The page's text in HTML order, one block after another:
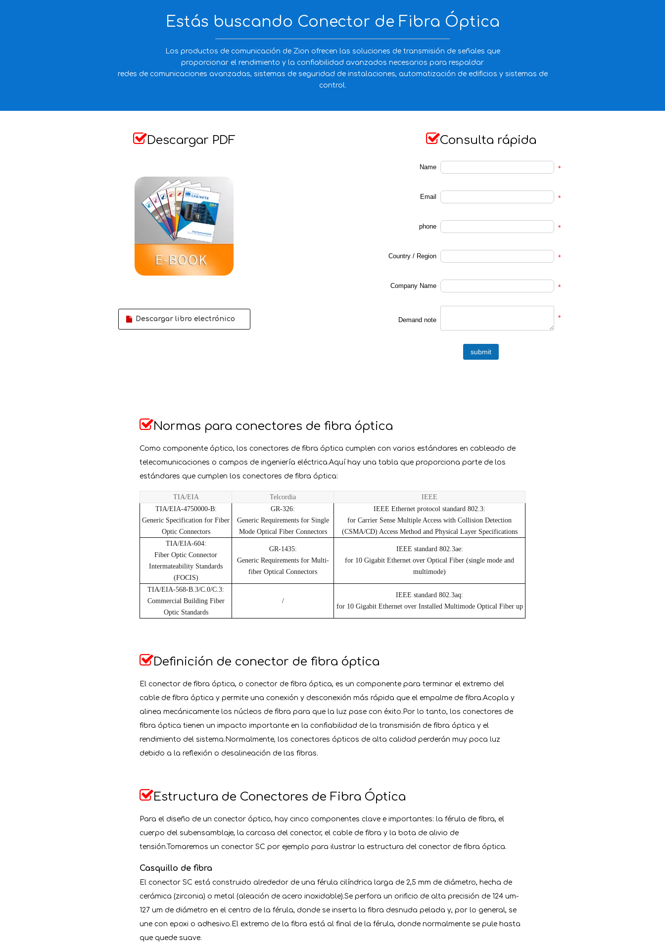
Estás buscando Conector de Fibra Óptica
Los productos de comunicación de Zion ofrecen las soluciones de transmisión de señales que
proporcionar el rendimiento y la confiabilidad avanzados necesarios para respaldar
redes de comunicaciones avanzadas, sistemas de seguridad de instalaciones, automatización de edificios y sistemas de
control.
Descargar PDF
Descargar libro electrónico
Consulta rápida
Name *
Email *
phone *
Country / Region *
Company Name *
Demand note *
submit
Normas para conectores de fibra óptica
Como componente óptico, los conectores de fibra óptica cumplen con varios estándares en cableado de
telecomunicaciones o campos de ingeniería eléctrica.Aquí hay una tabla que proporciona parte de los
estándares que cumplen los conectores de fibra óptica:
TIA/EIA Telcordia
IEEE
TIA/EIA-4750000-B:
Generic Specification for Fiber
Optic Connectors
GR-326:
Generic Requirements for Single
Mode Optical Fiber Connectors
IEEE Ethernet protocol standard 802.3:
for Carrier Sense Multiple Access with Collision Detection
(CSMA/CD) Access Method and Physical Layer Specifications
TIA/EIA-604:
Fiber Optic Connector
Intermateability Standards
(FOCIS)
GR-1435:
Generic Requirements for Multi-
fiber Optical Connectors
IEEE standard 802.3ae:
for 10 Gigabit Ethernet over Optical Fiber (single mode and
multimode)
TIA/EIA-568-B.3/C.0/C.3:
Commercial Building Fiber
Optic Standards
/
IEEE standard 802.3aq:
for 10 Gigabit Ethernet over Installed Multimode Optical Fiber up
Definición de conector de fibra óptica
El conector de fibra óptica, o conector de fibra óptica, es un componente para terminar el extremo del
cable de fibra óptica y permite una conexión y desconexión más rápida que el empalme de fibra.Acopla y
alinea mecánicamente los núcleos de fibra para que la luz pase con éxito.Por lo tanto, los conectores de
fibra óptica tienen un impacto importante en la confiabilidad de la transmisión de fibra óptica y el
rendimiento del sistema.Normalmente, los conectores ópticos de alta calidad perderán muy poca luz
debido a la reflexión o desalineación de las fibras.
Estructura de Conectores de Fibra Óptica
Para el diseño de un conector óptico, hay cinco componentes clave e importantes: la férula de fibra, el
cuerpo del subensamblaje, la carcasa del conector, el cable de fibra y la bota de alivio de
tensión.Tomaremos un conector SC por ejemplo para ilustrar la estructura del conector de fibra óptica.
Casquillo de fibra
El conector SC está construido alrededor de una férula cilíndrica larga de 2,5 mm de diámetro, hecha de
cerámica (zirconia) o metal (aleación de acero inoxidable).Se perfora un orificio de alta precisión de 124 um-
127 um de diámetro en el centro de la férula, donde se inserta la fibra desnuda pelada y, por lo general, se
une con epoxi o adhesivo.El extremo de la fibra está al final de la férula, donde normalmente se pule hasta
que quede suave.